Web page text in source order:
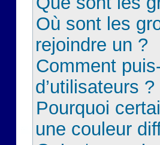
Où sont les
rejoindre un ?
Comment
d’utilisateurs ?
Pourquoi
une couleur